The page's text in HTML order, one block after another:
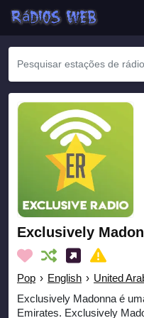
Exclusively
Pop › English › United
Exclusively Madonna é
Emirates. Exclusively